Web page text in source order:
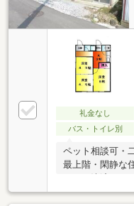
礼金なし
バス・トイレ別
ペット相談可・
最上階・閑静な
カード決済可